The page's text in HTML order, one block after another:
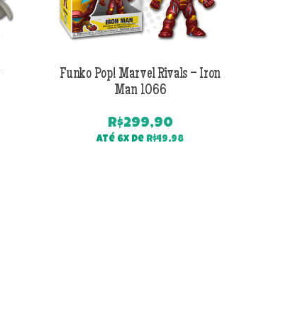
Funko Pop! Marvel Rivals – Iron
Man 1066
R$299,90
Até 6x de R$49,98